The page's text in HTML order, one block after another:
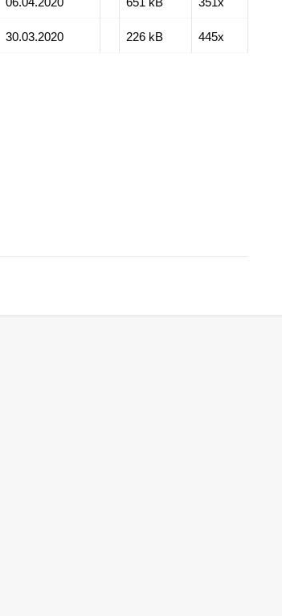
30.03.2020 226 kB 445x